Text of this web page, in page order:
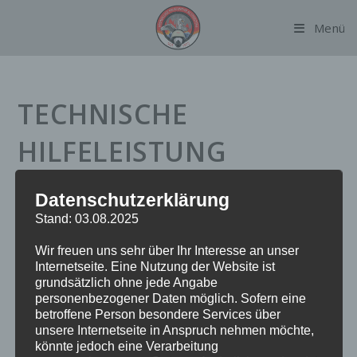
Menü
TECHNISCHE
HILFELEISTUNG
MENSCHENLEBEN IN
GEFAHR
HÖHENRETTUNG
Datum:28. Juni 2023 um 2:56 Uhr
Einsatzart:THYHOE
Datenschutzerklärung
Stand: 03.08.2025
Wir freuen uns sehr über Ihr Interesse an unser
Internetseite. Eine Nutzung der Website ist
grundsätzlich ohne jede Angabe
personenbezogener Daten möglich. Sofern eine
betroffene Person besondere Services über
unsere Internetseite in Anspruch nehmen möchte,
könnte jedoch eine Verarbeitung